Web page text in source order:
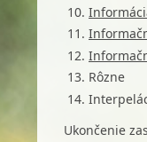
Rôzne
Ukončenie